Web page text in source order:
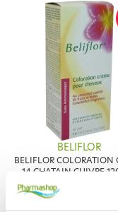
BELIFLOR
BELIFLOR COLORATION
14 CHATAIN CUIVRE
12,45 €